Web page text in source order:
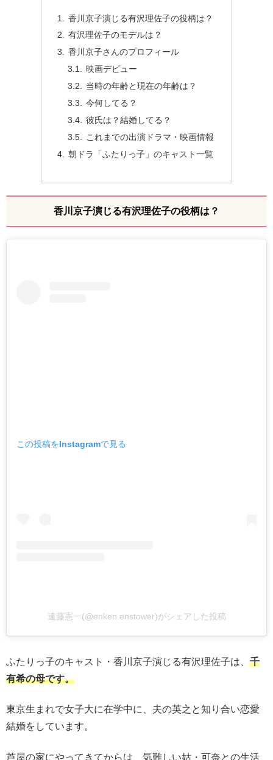
香川京子演じる有沢理佐子の役柄は？
有沢理佐子のモデルは？
香川京子さんのプロフィール
映画デビュー
当時の年齢と現在の年齢は？
今何してる？
彼氏は？結婚してる？
これまでの出演ドラマ・映画情報
朝ドラ「ふたりっ子」のキャスト一覧
香川京子演じる有沢理佐子の役柄は？
この投稿をInstagramで見る
遠藤憲一(@enken.enstower)がシェアした投稿
ふたりっ子のキャスト・香川京子演じる有沢理佐子は、 千
有希の母です。
東京生まれで女子大に在学中に、夫の英之と知り合い恋愛
結婚をしています。
芦屋の家にやってきてからは、気難しい姑・可奈との生活